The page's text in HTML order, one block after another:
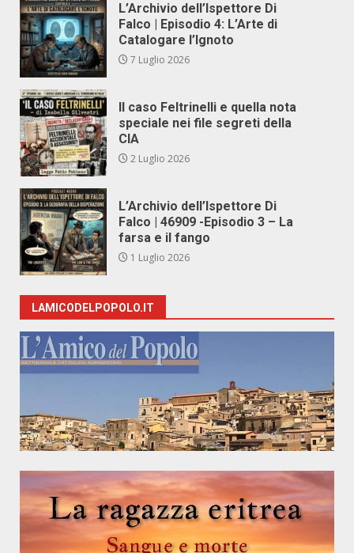
L’Archivio dell’Ispettore Di
Falco | Episodio 4: L’Arte di
Catalogare l’Ignoto
7 Luglio 2026
Il caso Feltrinelli e quella nota
speciale nei file segreti della
CIA
2 Luglio 2026
L’Archivio dell’Ispettore Di
Falco | 46909 -Episodio 3 – La
farsa e il fango
1 Luglio 2026
LAMICODELPOPOLO.IT